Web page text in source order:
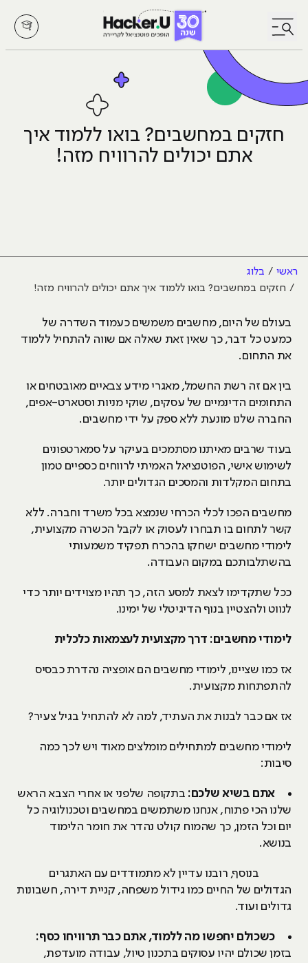
לחץ לפתיחת/סגירת תפריט
חזקים במחשבים? בואו ללמוד איך
אתם יכולים להרוויח מזה!
ראשי
בלוג
חזקים במחשבים? בואו ללמוד איך אתם יכולים להרוויח מזה!
בעולם של היום, מחשבים משמשים כעמוד השדרה של
כמעט כל דבר, כך שאין זאת שאלה אם שווה להתחיל ללמוד
את התחום.
בין אם זה רשת החשמל, מאגרי מידע צבאיים מאובטחים או
התחומים הדינמיים של עסקים, שוקי מניות וסטארט-אפים,
החברה שלנו מונעת ללא ספק על ידי מחשבים.
בעוד שרבים מאיתנו מסתמכים בעיקר על סמארטפונים
לשימוש אישי, הפוטנציאל האמיתי לרווחים כספיים טמון
בתחום המקלדות והמסכים הגדולים יותר.
מחשבים הפכו לכלי הכרחי שנמצא בכל משרד וחברה. ללא
קשר לתחום בו תבחרו לעסוק או לקבל הכשרה מקצועית,
לימודי מחשבים ישחקו בהכרח תפקיד משמעותי
בהשתלבותכם במקום העבודה.
ככל שתקדימו לצאת למסע הזה, כך תהיו מצוידים יותר כדי
לנווט ולהצטיין בנוף הדיגיטלי של ימינו.
לימודי מחשבים: דרך מקצועית לעצמאות כלכלית
אז כמו שציינו, לימודי מחשבים הם אופציה נהדרת כבסיס
להתפתחות מקצועית.
אז אם כבר לבנות את העתיד, למה לא להתחיל בגיל צעיר?
לימודי מחשבים למתחילים מומלצים מאוד ויש לכך כמה
סיבות:
אתם בשיא שלכם: בתקופה שלפני או אחרי הצבא הראש
שלנו הכי פתוח, אנחנו משתמשים במחשבים וטכנולוגיה כל
יום וכל הזמן, כך שהמוח קולט נהדר את חומר הלימוד
בנושא.
בנוסף, רובנו עדיין לא מתמודדים עם האתגרים
הגדולים של החיים כמו גידול משפחה, קניית דירה, חשבונות
גדולים ועוד.
כשכולם יחפשו מה ללמוד, אתם כבר תרוויחו כסף:
בזמן שכולם יהיו עסוקים בתכנון טיול, עבודה מועדפת,